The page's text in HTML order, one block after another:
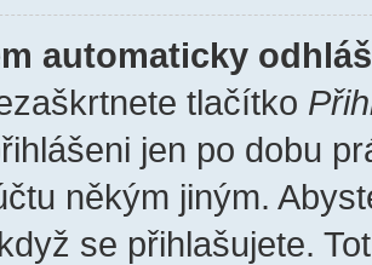
automaticky
tlačítko
jen po dobu
někým jiným.
se přihlašujete.